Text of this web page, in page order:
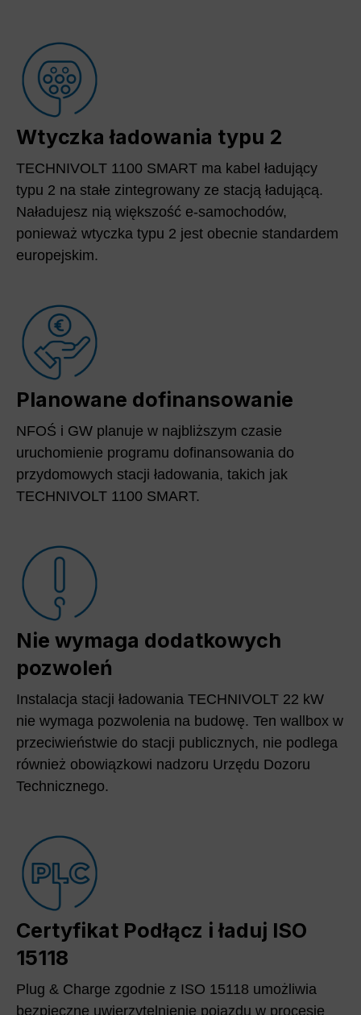
Wtyczka ładowania typu 2
TECHNIVOLT 1100 SMART ma kabel ładujący
typu 2 na stałe zintegrowany ze stacją ładującą.
Naładujesz nią większość e-samochodów,
ponieważ wtyczka typu 2 jest obecnie standardem
europejskim.
Planowane dofinansowanie
NFOŚ i GW planuje w najbliższym czasie
uruchomienie programu dofinansowania do
przydomowych stacji ładowania, takich jak
TECHNIVOLT 1100 SMART.
Nie wymaga dodatkowych
pozwoleń
Instalacja stacji ładowania TECHNIVOLT 22 kW
nie wymaga pozwolenia na budowę. Ten wallbox w
przeciwieństwie do stacji publicznych, nie podlega
również obowiązkowi nadzoru Urzędu Dozoru
Technicznego.
Certyfikat Podłącz i ładuj ISO
15118
Plug & Charge zgodnie z ISO 15118 umożliwia
bezpieczne uwierzytelnienie pojazdu w procesie